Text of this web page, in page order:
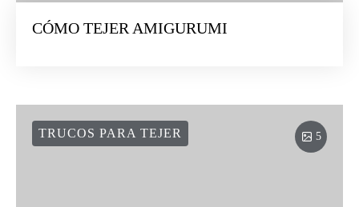
CÓMO TEJER AMIGURUMI
5
TRUCOS PARA TEJER